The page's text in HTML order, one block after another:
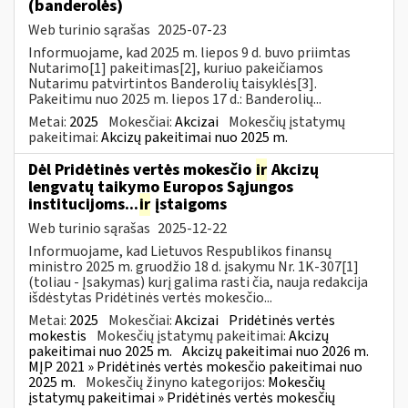
(banderolės)
Web turinio sąrašas 2025-07-23
Informuojame, kad 2025 m. liepos 9 d. buvo priimtas
Nutarimo[1] pakeitimas[2], kuriuo pakeičiamos
Nutarimu patvirtintos Banderolių taisyklės[3].
Pakeitimu nuo 2025 m. liepos 17 d.: Banderolių...
Metai: 2025 Mokesčiai:Akcizai Mokesčių įstatymų
pakeitimai:Akcizų pakeitimai nuo 2025 m.
Dėl Pridėtinės vertės mokesčio ir Akcizų
lengvatų taikymo Europos Sąjungos
institucijoms...ir įstaigoms
Web turinio sąrašas 2025-12-22
Informuojame, kad Lietuvos Respublikos finansų
ministro 2025 m. gruodžio 18 d. įsakymu Nr. 1K-307[1]
(toliau - Įsakymas) kurį galima rasti čia, nauja redakcija
išdėstytas Pridėtinės vertės mokesčio...
Metai: 2025 Mokesčiai:Akcizai Pridėtinės vertės
mokestis Mokesčių įstatymų pakeitimai:Akcizų
pakeitimai nuo 2025 m. Akcizų pakeitimai nuo 2026 m.
MĮP 2021 » Pridėtinės vertės mokesčio pakeitimai nuo
2025 m. Mokesčių žinyno kategorijos: Mokesčių
įstatymų pakeitimai » Pridėtinės vertės mokesčių